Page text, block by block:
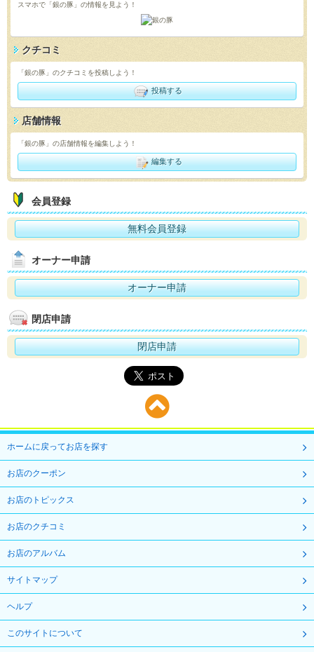
スマホで「銀の豚」の情報を見よう！
クチコミ
「銀の豚」のクチコミを投稿しよう！
投稿する
店舗情報
「銀の豚」の店舗情報を編集しよう！
編集する
会員登録
無料会員登録
オーナー申請
オーナー申請
閉店申請
閉店申請
ホームに戻ってお店を探す
お店のクーポン
お店のトピックス
お店のクチコミ
お店のアルバム
サイトマップ
ヘルプ
このサイトについて